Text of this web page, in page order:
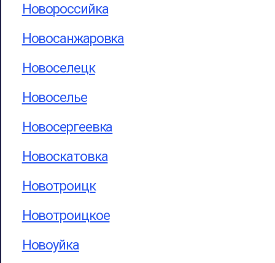
Новороссийка
Новосанжаровка
Новоселецк
Новоселье
Новосергеевка
Новоскатовка
Новотроицк
Новотроицкое
Новоуйка